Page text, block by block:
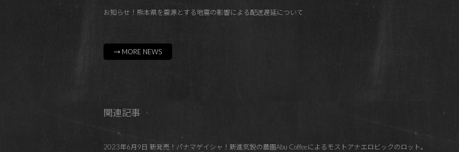
お知らせ！熊本県を震源とする地震の影響による配送遅延について
→ MORE NEWS
関連記事
2023年6月9日 新発売！パナマゲイシャ！新進気鋭の農園Abu Coffeeによるモストアナエロビックのロット。